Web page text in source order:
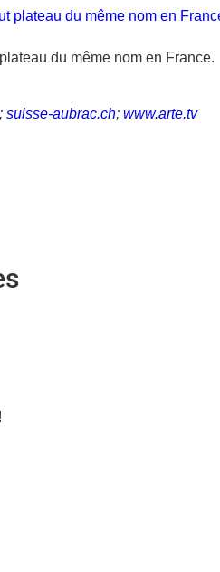
du même nom en France.
; suisse-aubrac.ch; www.arte.tv